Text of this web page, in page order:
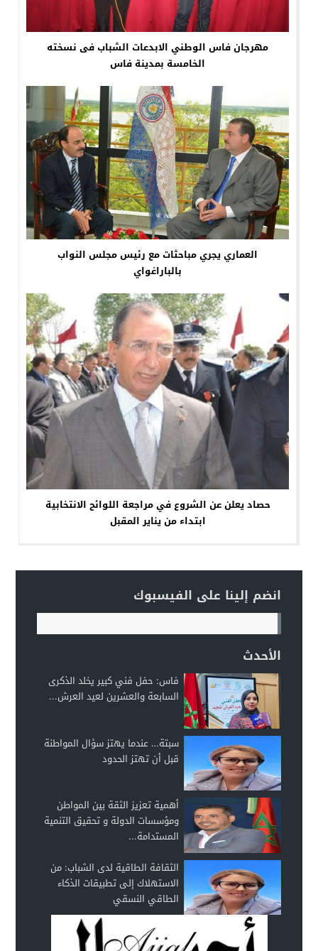
مهرجان فاس الوطني الابدعات الشباب فى نسخته
الخامسة بمدينة فاس
العماري يجري مباحثات مع رئيس مجلس النواب
بالباراغواي
حصاد يعلن عن الشروع في مراجعة اللوائح الانتخابية
ابتداء من يناير المقبل
انضم إلينا على الفيسبوك
الأحدث
فاس: حفل فني كبير يخلد الذكرى
السابعة والعشرين لعيد العرش...
سبتة… عندما يهتز سؤال المواطنة
قبل أن تهتز الحدود
أهمية تعزيز الثقة بين المواطن
ومؤسسات الدولة و تحقيق التنمية
المستدامة...
الثقافة الطاقية لدى الشباب: من
الاستهلاك إلى تطبيقات الذكاء
الطاقي النسقي